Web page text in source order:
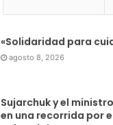
«Solidaridad para
agosto 8, 2026
Sujarchuk y el
en una recorrida por